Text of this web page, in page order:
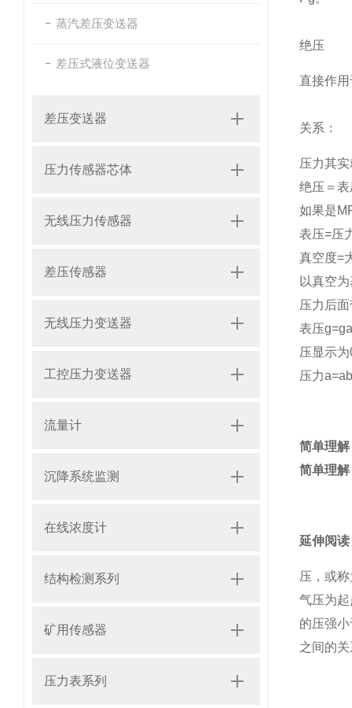
蒸汽差压变送器
差压式液位变送器
差压变送器
压力传感器芯体
无线压力传感器
差压传感器
无线压力变送器
工控压力变送器
流量计
沉降系统监测
在线浓度计
结构检测系列
矿用传感器
压力表系列
绝压
直接作
关系：
压力其
绝压＝表
如果是
表压=压
真空度=
以真空
压力后面
表压
压显示为
压力
简单理
简单理
延伸阅读
压，或
气压为
的压强
之间的